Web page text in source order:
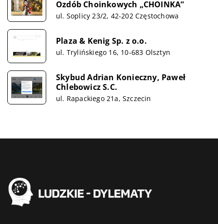
Ozdób Choinkowych „CHOINKA”
ul. Soplicy 23/2, 42-202 Częstochowa
Plaza & Kenig Sp. z o.o.
ul. Trylińskiego 16, 10-683 Olsztyn
Skybud Adrian Konieczny, Paweł
Chlebowicz S.C.
ul. Rapackiego 21a, Szczecin